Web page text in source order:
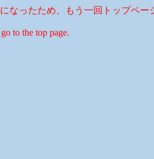
なったため、もう一回トップペー
to the top page.